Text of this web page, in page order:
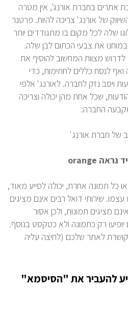
אתרים בחברת אורנג', אין מטרה
של אורנג' צריכה להיות. פרטנר
שלה לכל מקום בו מתגודדים יותר
את צבעי הכתום לבן שלה.
מצוות המחשוב להוסיף את
ואף לנסח כללים לחתימות, כדי
ויסב נזק לחברה. לאורנג' אלפי
הודעות, שכל אחת מהן יכולה וצריכה
החברה:
של חברת אורנג'
נראה orange
כל תמונה אחרת, יכולה לסייע מאוד,
שירותי דואל רבים אינם מציגים
מציגים תמונות, ולכן אסור
רק כתמונה ולא כטקסט בנוסף.
לאתר שלכם (לחיצה עליה
להעביר את "הסיסמא"